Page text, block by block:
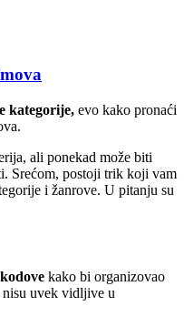
kategorije, evo kako pronaći
ali ponekad može biti
Srećom, postoji trik koji vam
i žanrove. U pitanju su
kako bi organizovao
nisu uvek vidljive u